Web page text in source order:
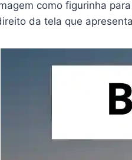
como figurinha
da tela que